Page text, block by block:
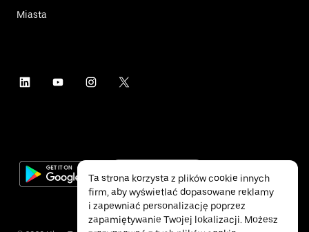
Miasta
Ta strona korzysta z plików cookie innych
firm, aby wyświetlać dopasowane reklamy
i zapewniać personalizację poprzez
zapamiętywanie Twojej lokalizacji. Możesz